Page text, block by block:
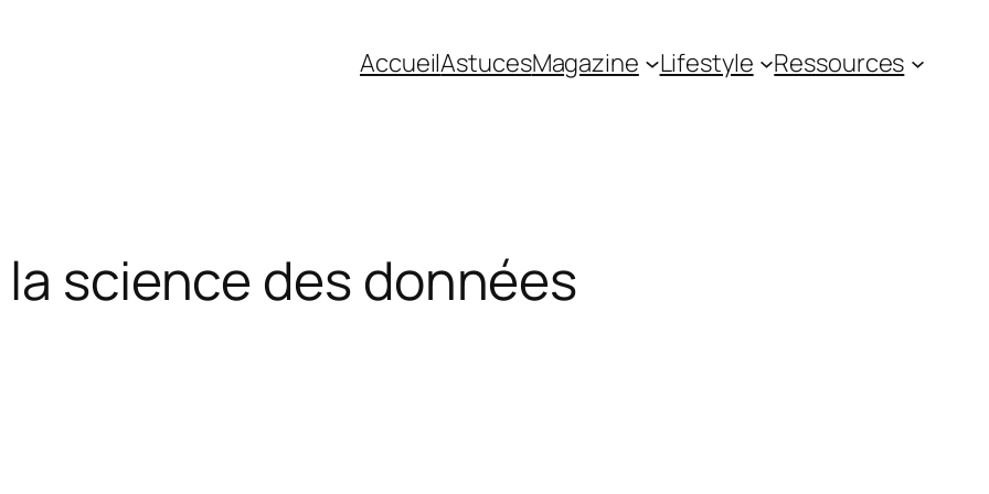
AccueilAstucesMagazine Lifestyle Ressources
science des données